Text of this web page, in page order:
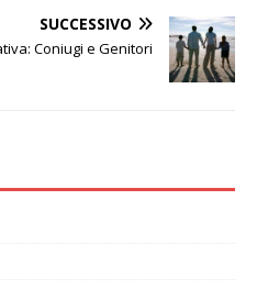
SUCCESSIVO
Coniugi e Genitori